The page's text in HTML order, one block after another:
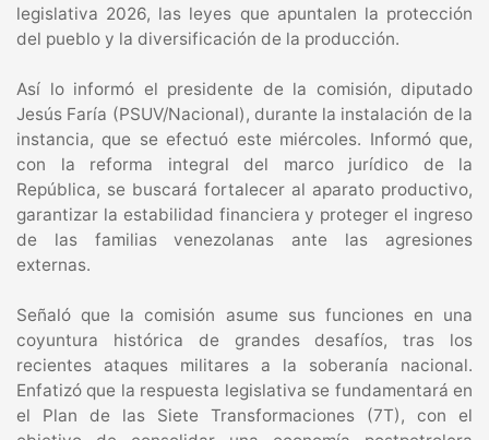
legislativa 2026, las leyes que apuntalen la protección
del pueblo y la diversificación de la producción.
Así lo informó el presidente de la comisión, diputado
Jesús Faría (PSUV/Nacional), durante la instalación de la
instancia, que se efectuó este miércoles. Informó que,
con la reforma integral del marco jurídico de la
República, se buscará fortalecer al aparato productivo,
garantizar la estabilidad financiera y proteger el ingreso
de las familias venezolanas ante las agresiones
externas.
Señaló que la comisión asume sus funciones en una
coyuntura histórica de grandes desafíos, tras los
recientes ataques militares a la soberanía nacional.
Enfatizó que la respuesta legislativa se fundamentará en
el Plan de las Siete Transformaciones (7T), con el